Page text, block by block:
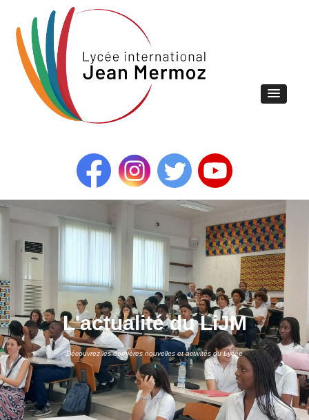
L'actualité du LiJM
Découvrez les dernières nouvelles et activités du Lycée